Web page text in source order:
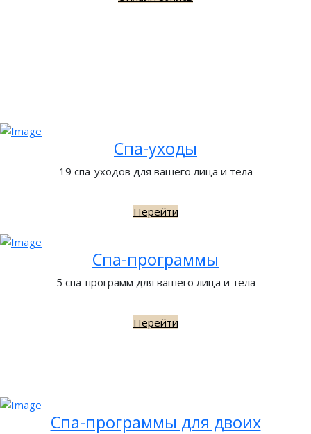
Спа-уходы
19 спа-уходов для вашего лица и тела
Перейти
Спа-программы
5 спа-программ для вашего лица и тела
Перейти
Спа-программы для двоих